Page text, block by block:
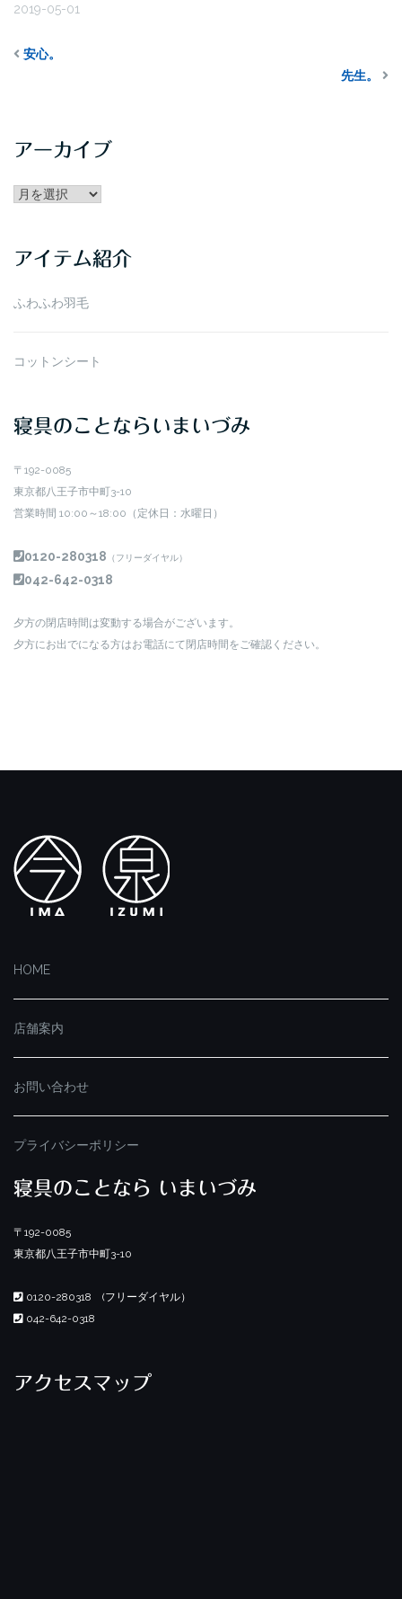
2019-05-01
安心。
先生。
アーカイブ
アー
ブ
アイテム紹介
ふわふわ羽毛
コットンシート
寝具のことならいまいづみ
〒192-0085
東京都八王子市中町3-10
営業時間 10:00～18:00（定休日：水曜日）
0120-280318 （フリーダイヤル）
042-642-0318
夕方の閉店時間は変動する場合がございます。
夕方にお出でになる方はお電話にて閉店時間をご確認ください。
HOME
店舗案内
お問い合わせ
プライバシーポリシー
寝具のことなら いまいづみ
〒192-0085
東京都八王子市中町3-10
0120-280318 (フリーダイヤル）
042-642-0318
アクセスマップ